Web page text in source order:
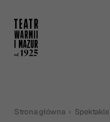
Strona główna Spektakle